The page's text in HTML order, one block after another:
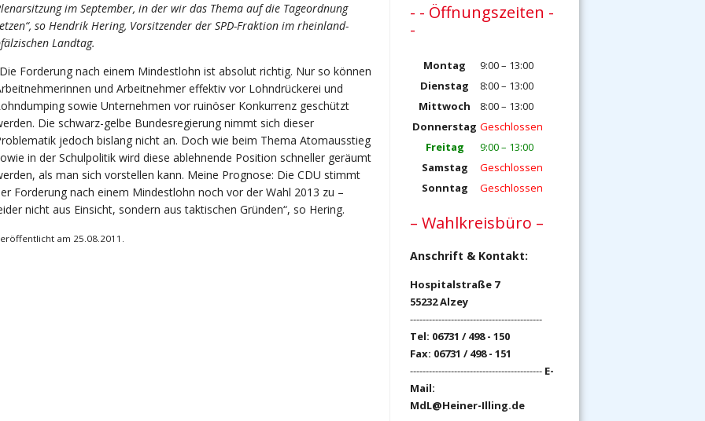
im September, in der wir das Thema auf die Tageordnung
so Hendrik Hering, Vorsitzender der SPD-Fraktion im rheinland-
Landtag.
Forderung nach einem Mindestlohn ist absolut richtig. Nur so können
und Arbeitnehmer effektiv vor Lohndrückerei und
sowie Unternehmen vor ruinöser Konkurrenz geschützt
Die schwarz-gelbe Bundesregierung nimmt sich dieser
jedoch bislang nicht an. Doch wie beim Thema Atomausstieg
in der Schulpolitik wird diese ablehnende Position schneller geräumt
als man sich vorstellen kann. Meine Prognose: Die CDU stimmt
Forderung nach einem Mindestlohn noch vor der Wahl 2013 zu –
nicht aus Einsicht, sondern aus taktischen Gründen“, so Hering.
am 25.08.2011.
- - Öffnungszeiten -
-
Montag
9:00 – 13:00
Dienstag
8:00 – 13:00
Mittwoch
8:00 – 13:00
Donnerstag Geschlossen
Freitag
9:00 – 13:00
Samstag
Geschlossen
Sonntag
Geschlossen
– Wahlkreisbüro –
Anschrift & Kontakt:
Hospitalstraße 7
55232 Alzey
------------------------------------------
Tel: 06731 / 498 - 150
Fax: 06731 / 498 - 151
------------------------------------------ E-
Mail:
MdL@Heiner-Illing.de